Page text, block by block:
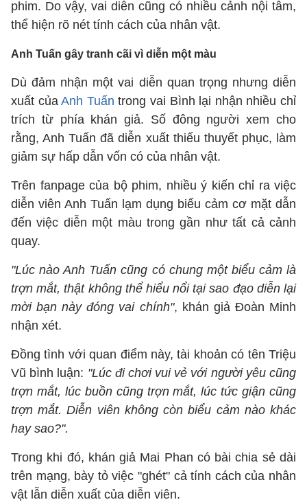
phim. Do vậy, vai diễn cũng có nhiều cảnh nội tâm,
thể hiện rõ nét tính cách của nhân vật.
Anh Tuấn gây tranh cãi vì diễn một màu
Dù đảm nhận một vai diễn quan trọng nhưng diễn
xuất củaAnh Tuấn trong vai Bình lại nhận nhiều chỉ
trích từ phía khán giả. Số đông người xem cho
rằng, Anh Tuấn đã diễn xuất thiếu thuyết phục, làm
giảm sự hấp dẫn vốn có của nhân vật.
Trên fanpage của bộ phim, nhiều ý kiến chỉ ra việc
diễn viên Anh Tuấn lạm dụng biểu cảm cơ mặt dẫn
đến việc diễn một màu trong gần như tất cả cảnh
quay.
"Lúc nào Anh Tuấn cũng có chung một biểu cảm là
trợn mắt, thật không thể hiểu nổi tại sao đạo diễn lại
mời bạn này đóng vai chính", khán giả Đoàn Minh
nhận xét.
Đồng tình với quan điểm này, tài khoản có tên Triệu
Vũ bình luận: "Lúc đi chơi vui vẻ với người yêu cũng
trợn mắt, lúc buồn cũng trợn mắt, lúc tức giận cũng
trợn mắt. Diễn viên không còn biểu cảm nào khác
hay sao?".
Trong khi đó, khán giả Mai Phan có bài chia sẻ dài
trên mạng, bày tỏ việc "ghét" cả tính cách của nhân
vật lẫn diễn xuất của diễn viên.